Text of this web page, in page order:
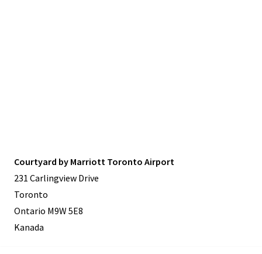
Courtyard by Marriott Toronto Airport
231 Carlingview Drive
Toronto
Ontario M9W 5E8
Kanada